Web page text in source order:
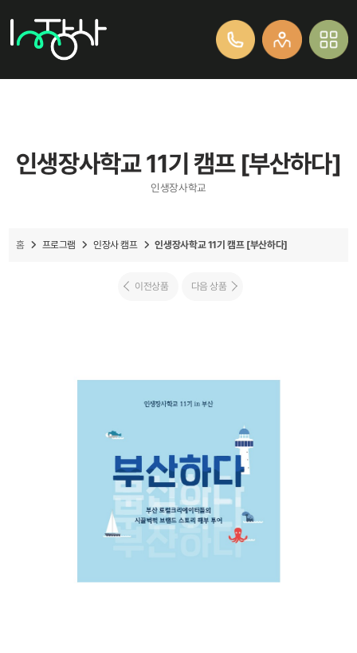
인생장사학교 11기 캠프 [부산하다]
인생장사학교
홈 프로그램 인장사 캠프 인생장사학교 11기 캠프 [부산하다]
이전상품 다음 상품